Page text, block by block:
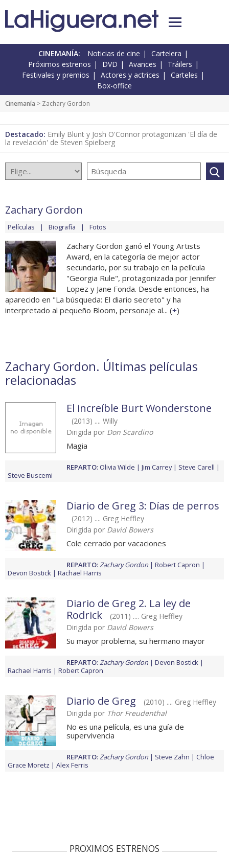
CINEMANÍA: Noticias de cine
Cartelera
Próximos estrenos
DVD Avances
Tráilers
Festivales y premios
Actores y actrices
Carteles
Box-office
Cinemanía > Zachary Gordon
Destacado: Emily Blunt y Josh O'Connor protagonizan 'El día de
la revelación' de Steven Spielberg
Zachary Gordon
Películas Biografía Fotos
Zachary Gordon ganó el Young Artists
Award, en la categoría de mejor actor
secundario, por su trabajo en la película
"Georgia Rule", protagonizada por Jennifer
Lopez y Jane Fonda. Desde entonces, ha
aparecido en "La búsqueda: El diario secreto" y ha
interpretado al pequeño Bloom, personaje al... (+)
Zachary Gordon. Últimas películas
relacionadas
El increíble Burt Wonderstone
(2013) .... Willy
Dirigida por Don Scardino
Magia
REPARTO: Olivia Wilde Jim Carrey
Steve Carell
Steve Buscemi
Diario de Greg 3: Días de perros
(2012) .... Greg Heffley
Dirigida por David Bowers
Cole cerrado por vacaciones
REPARTO: Zachary Gordon
Robert Capron
Devon Bostick
Rachael Harris
Diario de Greg 2. La ley de
Rodrick
(2011) .... Greg Heffley
Dirigida por David Bowers
Su mayor problema, su hermano mayor
REPARTO: Zachary Gordon
Devon Bostick
Rachael Harris
Robert Capron
Diario de Greg
(2010) .... Greg Heffley
Dirigida por Thor Freudenthal
No es una película, es una guía de
supervivencia
REPARTO: Zachary Gordon Steve Zahn
Chloë
Grace Moretz
Alex Ferris
PROXIMOS ESTRENOS